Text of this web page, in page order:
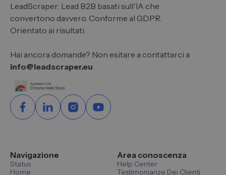
LeadScraper: Lead B2B basati sull'IA che
convertono davvero. Conforme al GDPR.
Orientato ai risultati.
Hai ancora domande? Non esitare a contattarci a
info@leadscraper.eu
Navigazione
Status
Home
Area conoscenza
Help Center
Testimonianze Dei Clienti